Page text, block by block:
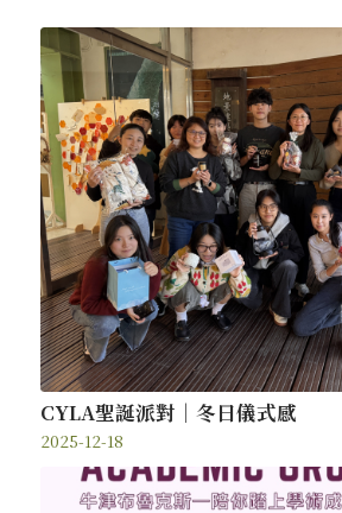
CYLA聖誕派對｜冬日儀式感
2025-12-18